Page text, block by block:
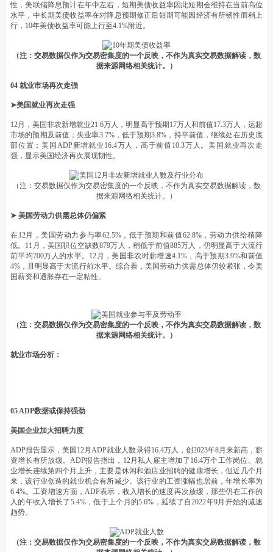
性，美联储降息预计在年中左右，短期美债收益率因此短期会维持在当前高位
水平，中长期美债收益率在对降息预期修正后短期可能因经济有所韧性而稍上
行，10年美债收益率可能上行至4.1%附近。
（注：交易数据仅作为交易密集度的一个反映，不作为真实交易数据解读，数
据来源网络相关统计。）
04 就业市场再次走强
➤美国就业再次走强
12月，美国非农新增就业21.6万人，明显高于预期17万人和前值17.3万人，远超
市场的预期及前值；失业率3.7%，低于预期3.8%，持平前值，继续处在历史底
部位置；美国ADP新增就业16.4万人，高于前值10.3万人。美国就业再次走
强，显示美国经济再次展现韧性。
（注：交易数据仅作为交易密集度的一个反映，不作为真实交易数据解读，数
据来源网络相关统计。）
➤ 美国劳动力供需总体仍偏紧
在12月，美国劳动力参与率62.5%，低于预期和前值62.8%，劳动力供给稍降
低。11月，美国职位空缺数879万人，稍低于前值885万人，仍明显高于大流行
前平均700万人的水平。12月，美国非农时薪增速4.1%，高于预期3.9%和前值
4%，且明显高于大流行前水平。综合看，美国劳动力供需总体仍较紧张，令美
国薪资和通胀存在一定粘性。
（注：交易数据仅作为交易密集度的一个反映，不作为真实交易数据解读，数
据来源网络相关统计。）
就业市场分析：
05 ADP数据或保持强劲
美国企业加大招聘力度
ADP报告显示，美国12月ADP就业人数录得16.4万人，创2023年8月来新高，薪
资增长有所放缓。ADP报告指出，12月私人雇主增加了16.4万个工作岗位。就
业增长连续第四个月上升，主要是休闲和酒店业招聘的健康增长，但近几个月
来，该行业创造的就业机会有所减少。该行业的工资涨幅也居前，年增长率为
6.4%。工资增速方面，ADP表示，收入增长的速度再次放缓，那些仍在工作的
人的年收入增长了5.4%，低于上个月的5.6%，延续了自2022年9月开始的减速
趋势。
（注：交易数据仅作为交易密集度的一个反映，不作为真实交易数据解读，数